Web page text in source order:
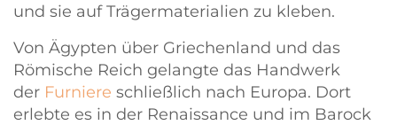
und sie auf Trägermaterialien zu kleben.
Von Ägypten über Griechenland und das
Römische Reich gelangte das Handwerk
der Furniere schließlich nach Europa. Dort
erlebte es in der Renaissance und im Barock